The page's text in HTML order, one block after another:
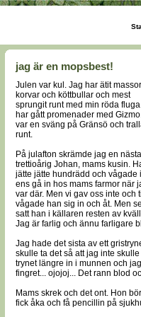
jag är en mopsbest!
Julen var kul. Jag har ätit
korvar och köttbullar och mest
sprungit runt med min röda
har gått promenader med
var en sväng på Gränsö och
runt.
På julafton skrämde jag en
trettioårig Johan, mams kusin.
jätte jätte hundrädd och vågade
ens gå in hos mams farmor när
var där. Men vi gav oss inte och
vågade han sig in och åt. Men
satt han i källaren resten av
Jag är farlig och ännu farligare
Jag hade det sista av ett
skulle ta det så att jag inte
trynet längre in i munnen och
fingret... ojojoj... Det rann blod
Mams skrek och det ont. Hon
fick åka och få pencillin på